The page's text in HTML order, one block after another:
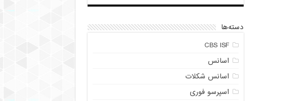
دسته‌ها
CBS ISF
اسانس
اسانس شکلات
اسپرسو فوری